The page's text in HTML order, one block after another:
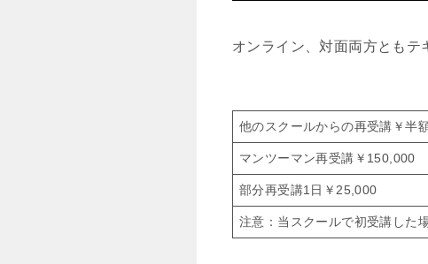
オンライン、対面両方とも
他のスクールからの再受講￥半
マンツーマン再受講￥150,000
部分再受講1日￥25,000
注意：当スクールで初受講した